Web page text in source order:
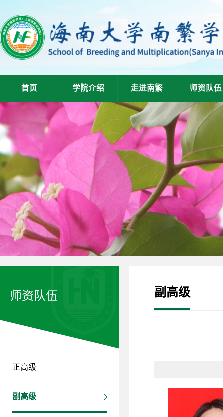
首页 学院介绍 走进南繁 师资队伍
师资队伍
正高级
副高级
副高级